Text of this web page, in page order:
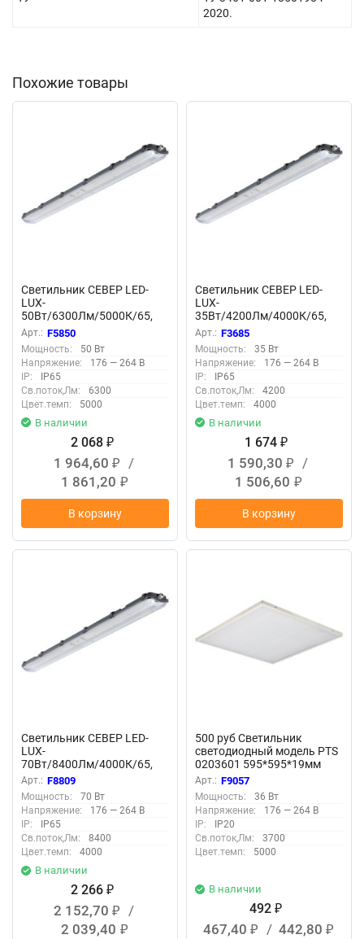
2020.
Похожие товары
Светильник СЕВЕР LED-
LUX-
50Вт/6300Лм/5000К/65,
прозр F5850
Арт.: F5850
Мощность:
50 Вт
Напряжение:
176 — 264 В
IP:
IP65
Св.поток,Лм:
6300
Цвет.темп:
5000
В наличии
2 068 ₽
1 964,60 ₽
/
1 861,20 ₽
В корзину
Светильник СЕВЕР LED-
LUX-
35Вт/4200Лм/4000К/65,
прозр F3685
Арт.: F3685
Мощность:
35 Вт
Напряжение:
176 — 264 В
IP:
IP65
Св.поток,Лм:
4200
Цвет.темп:
4000
В наличии
1 674 ₽
1 590,30 ₽
/
1 506,60 ₽
В корзину
Светильник СЕВЕР LED-
LUX-
70Вт/8400Лм/4000К/65,
прозр F8809
Арт.: F8809
Мощность:
70 Вт
Напряжение:
176 — 264 В
IP:
IP65
Св.поток,Лм:
8400
Цвет.темп:
4000
В наличии
2 266 ₽
2 152,70 ₽
/
2 039,40 ₽
500 руб Светильник
светодиодный модель PTS
0203601 595*595*19мм
36Вт 3700Лм F9057
Арт.: F9057
Мощность:
36 Вт
Напряжение:
176 — 264 В
IP:
IP20
Св.поток,Лм:
3700
Цвет.темп:
5000
В наличии
492 ₽
467,40 ₽ / 442,80 ₽